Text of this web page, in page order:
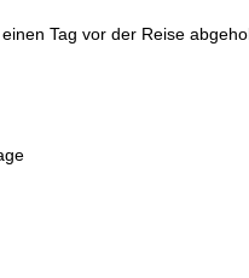
Tag vor der Reise